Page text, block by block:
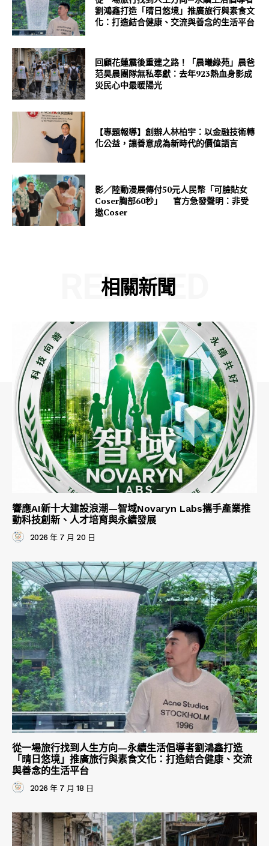
劉鴻鑫打造「晴日悠境」推廣旅行與素食文
化：打造結合健康、交流與善念的生活平台
回顧花蓮震後重建之路！「晨曦綠苑」晨爸
范昊晨團隊無私奉獻：去年923熱血身影成
災民心中最暖陽光
【專題報導】創辦人林柏宇：以金融技術轉
化公益，讓善意成為新時代的價值語言
影／陸動漫展傳付50元人民幣「可臉貼女
Coser胸部60秒」 官方急發聲明：非受
邀Coser
相關新聞
RELATED
響應AI新十大建設浪潮—智域Novaryn Labs攜手產業推
動科技創新、人才培育與永續發展
2026 年 7 月 20 日
從一場旅行找到人生方向—永續生活倡導者劉鴻鑫打造
「晴日悠境」推廣旅行與素食文化：打造結合健康、交流
與善念的生活平台
2026 年 7 月 18 日